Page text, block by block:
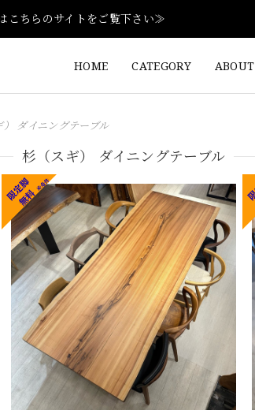
こちらのサイトをご覧下さい≫
HOME CATEGORY ABOUT
） ダイニングテーブル
杉（スギ） ダイニングテーブル